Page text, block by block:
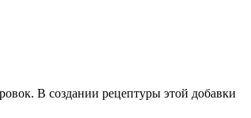
В создании рецептуры этой добавки